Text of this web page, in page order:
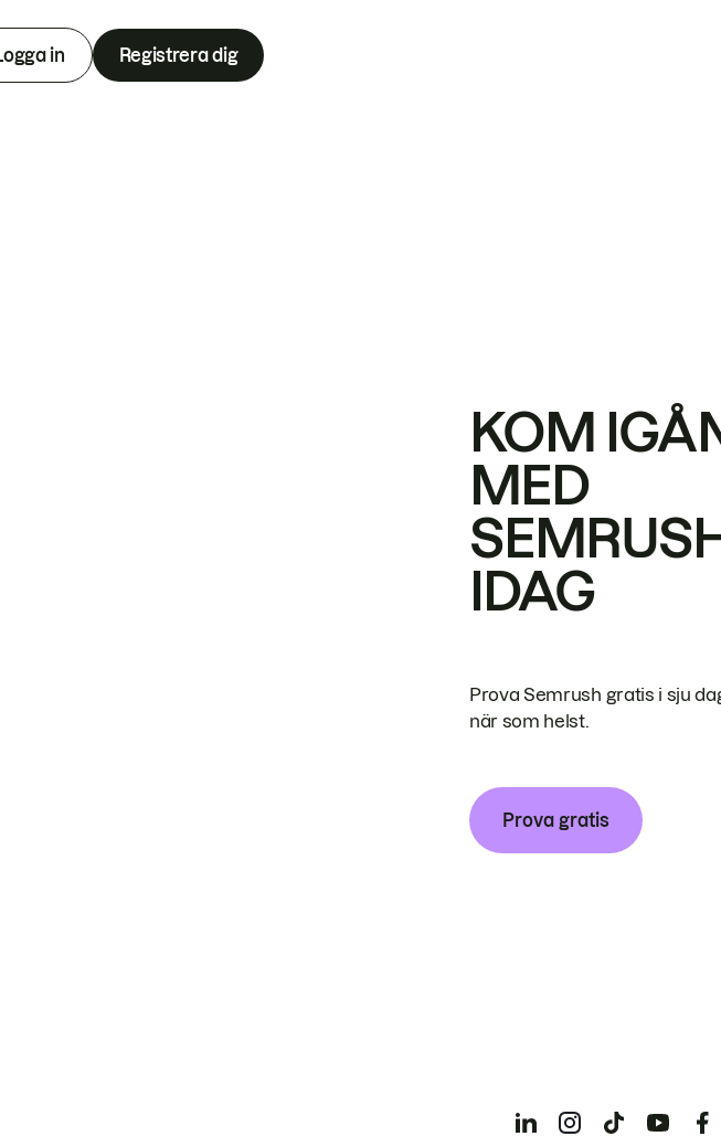
in Registrera dig
KOM
MED
IDAG
Prova Semrush gratis i sju
när som helst.
Prova gratis